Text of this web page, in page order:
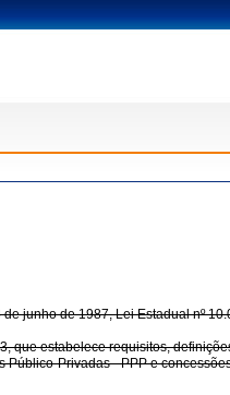
junho de 1987, Lei Estadual nº
que estabelece requisitos,
Privadas - PPP e